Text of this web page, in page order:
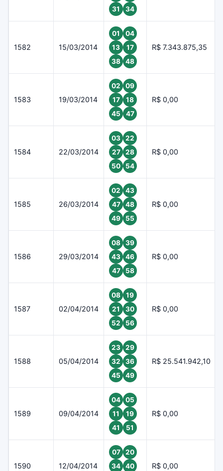
31
34
1582 15/03/2014
01
04
13
17
38
48
R$ 7.343.875,35
1583 19/03/2014
02
09
17
18
45
47
R$ 0,00
1584 22/03/2014
03
22
27
28
50
54
R$ 0,00
1585 26/03/2014
02
43
47
48
49
55
R$ 0,00
1586 29/03/2014
08
39
43
46
47
58
R$ 0,00
1587 02/04/2014
08
19
21
30
52
56
R$ 0,00
1588 05/04/2014
23
29
32
36
45
49
R$ 25.541.942,10
1589 09/04/2014
04
05
11
19
41
51
R$ 0,00
1590 12/04/2014
07
20
34
40
R$ 0,00